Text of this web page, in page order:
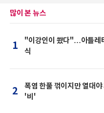
많이 본 뉴스
1
"이강인이 쐈다"…아틀레
식
2
폭염 한풀 꺾이지만 열대
'비'